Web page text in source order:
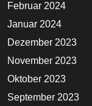
Februar 2024
Januar 2024
Dezember 2023
November 2023
Oktober 2023
September 2023